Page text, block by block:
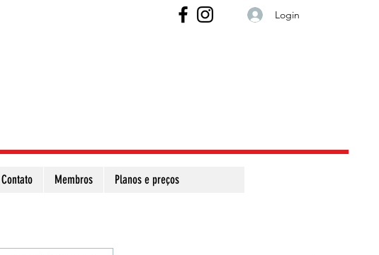
Login
Contato Membros Planos e preços